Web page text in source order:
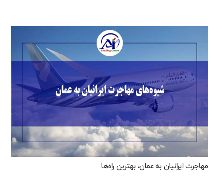
مهاجرت ایرانیان به عمان، بهترین راه‌ها